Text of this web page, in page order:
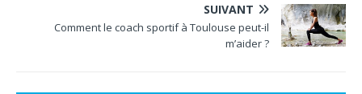
SUIVANT
Comment le coach sportif à Toulouse peut-il
m’aider ?